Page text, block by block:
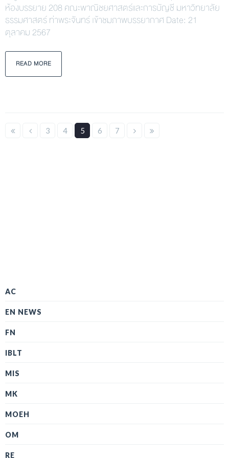
ห้องบรรยาย 208 คณะพาณิชยศาสตร์และการบัญชี มหาวิทยาลัย
ธรรมศาสตร์ ท่าพระจันทร์ เข้าชมภาพบรรยากาศ Date: 21
ตุลาคม 2567
READ MORE
3 4 5 6 7
AC
EN NEWS
FN
IBLT
MIS
MK
MOEH
OM
RE